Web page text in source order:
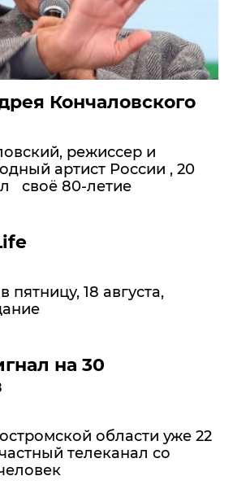
Кончаловского
режиссер и
артист России , 20
своё 80-летие
пятницу, 18 августа,
на 30
области уже 22
телеканал со